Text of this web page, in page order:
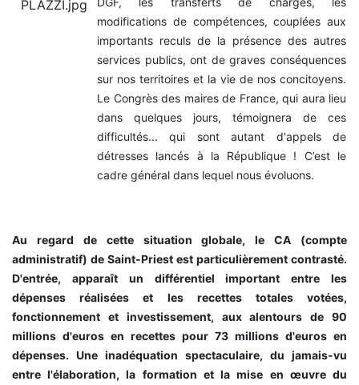
modifications de compétences, couplées aux
importants reculs de la présence des autres
services publics, ont de graves conséquences
sur nos territoires et la vie de nos concitoyens.
Le Congrès des maires de France, qui aura lieu
dans quelques jours, témoignera de ces
difficultés... qui sont autant d'appels de
détresses lancés à la République ! C’est le
cadre général dans lequel nous évoluons.
Au regard de cette situation globale, le CA (compte
administratif) de Saint-Priest est particulièrement contrasté.
D'entrée, apparaît un différentiel important entre les
dépenses réalisées et les recettes totales votées,
fonctionnement et investissement, aux alentours de 90
millions d'euros en recettes pour 73 millions d'euros en
dépenses. Une inadéquation spectaculaire, du jamais-vu
entre l'élaboration, la formation et la mise en œuvre du